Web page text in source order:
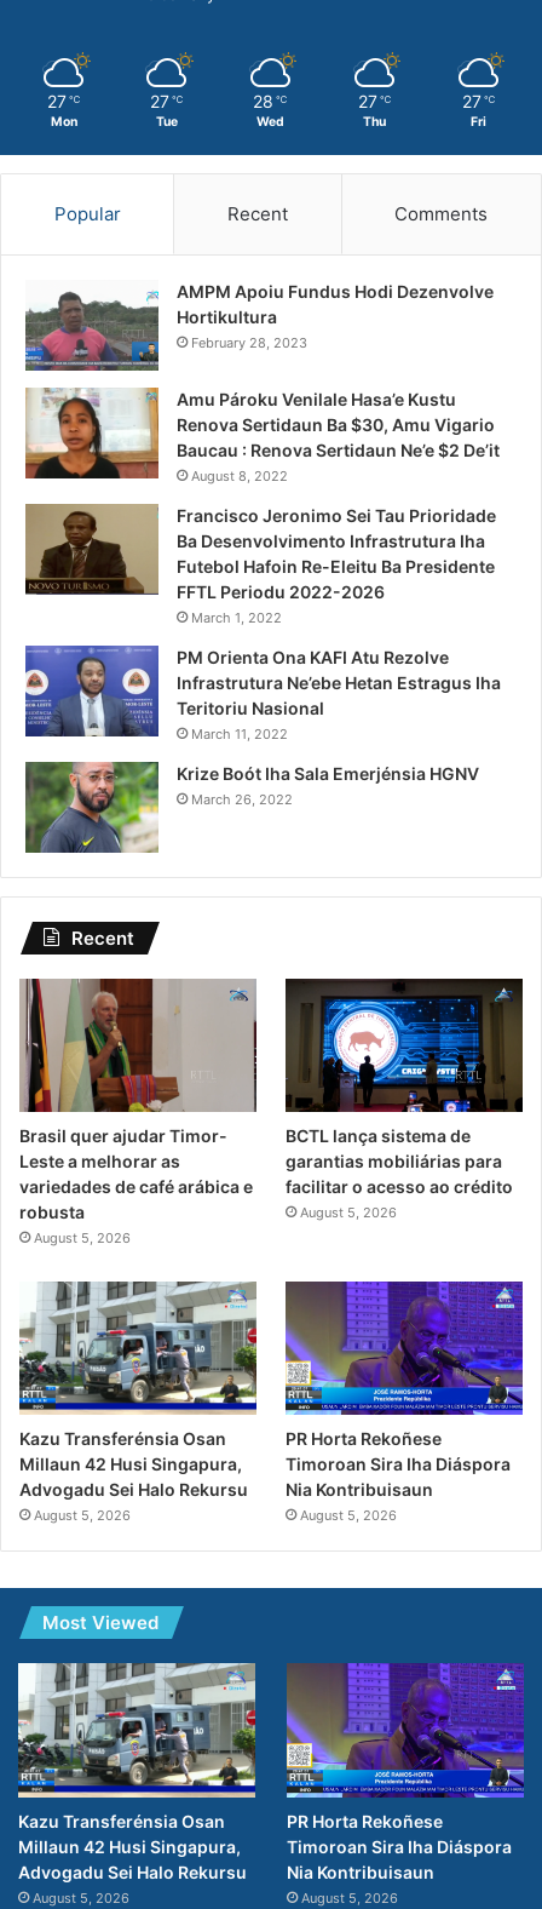
27 ℃
Mon
27 ℃
Tue
28 ℃
Wed
27 ℃
Thu
27 ℃
Fri
Popular Recent Comments
AMPM Apoiu Fundus Hodi Dezenvolve
Hortikultura
February 28, 2023
Amu Pároku Venilale Hasa’e Kustu
Renova Sertidaun Ba $30, Amu Vigario
Baucau : Renova Sertidaun Ne’e $2 De’it
August 8, 2022
Francisco Jeronimo Sei Tau Prioridade
Ba Desenvolvimento Infrastrutura Iha
Futebol Hafoin Re-Eleitu Ba Presidente
FFTL Periodu 2022-2026
March 1, 2022
PM Orienta Ona KAFI Atu Rezolve
Infrastrutura Ne’ebe Hetan Estragus Iha
Teritoriu Nasional
March 11, 2022
Krize Boót Iha Sala Emerjénsia HGNV
March 26, 2022
Recent
Brasil quer ajudar Timor-
Leste a melhorar as
variedades de café arábica e
robusta
August 5, 2026
BCTL lança sistema de
garantias mobiliárias para
facilitar o acesso ao crédito
August 5, 2026
Kazu Transferénsia Osan
Millaun 42 Husi Singapura,
Advogadu Sei Halo Rekursu
August 5, 2026
PR Horta Rekoñese
Timoroan Sira Iha Diáspora
Nia Kontribuisaun
August 5, 2026
Most Viewed
Kazu Transferénsia Osan
Millaun 42 Husi Singapura,
Advogadu Sei Halo Rekursu
August 5, 2026
PR Horta Rekoñese
Timoroan Sira Iha Diáspora
Nia Kontribuisaun
August 5, 2026